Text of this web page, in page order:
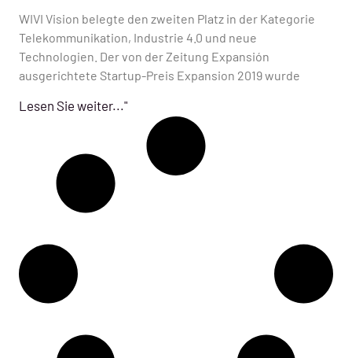
WIVI Vision belegte den zweiten Platz in der Kategorie
Telekommunikation, Industrie 4.0 und neue
Technologien. Der von der Zeitung Expansión
ausgerichtete Startup-Preis Expansion 2019 wurde
Lesen Sie weiter..."